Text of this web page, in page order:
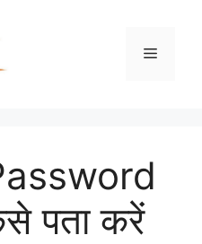
Menu
पता करें